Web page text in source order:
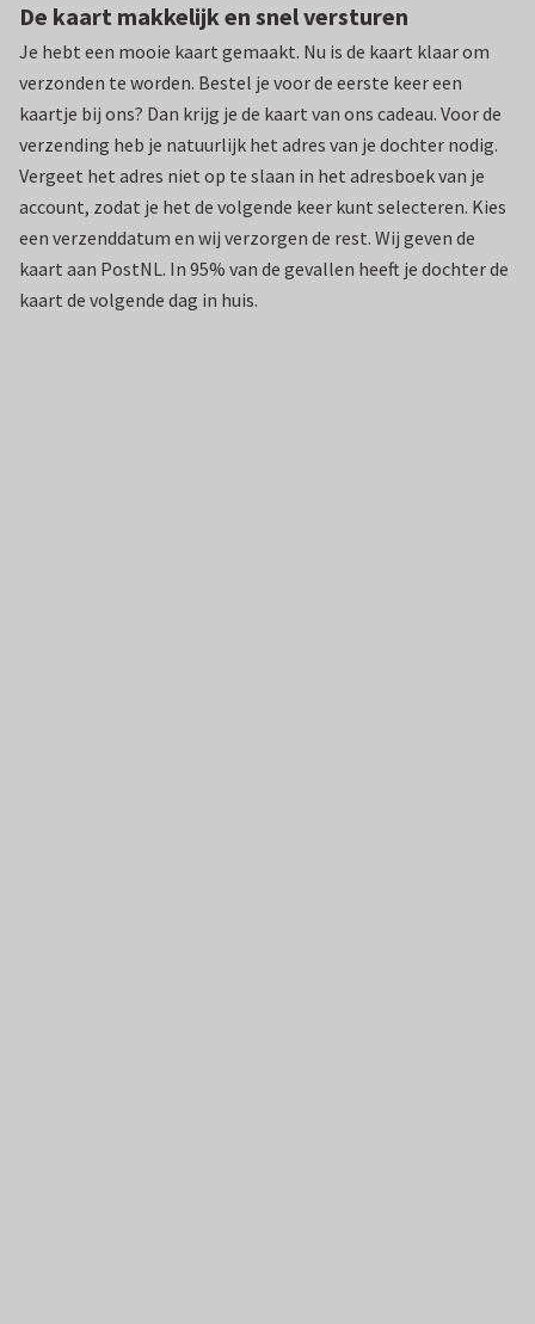
De kaart makkelijk en snel versturen
Je hebt een mooie kaart gemaakt. Nu is de kaart klaar om
verzonden te worden. Bestel je voor de eerste keer een
kaartje bij ons? Dan krijg je de kaart van ons cadeau. Voor de
verzending heb je natuurlijk het adres van je dochter nodig.
Vergeet het adres niet op te slaan in het adresboek van je
account, zodat je het de volgende keer kunt selecteren. Kies
een verzenddatum en wij verzorgen de rest. Wij geven de
kaart aan PostNL. In 95% van de gevallen heeft je dochter de
kaart de volgende dag in huis.